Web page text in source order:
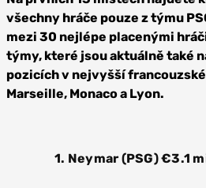
všechny hráče pouze z týmu
mezi 30 nejlépe placenými
týmy, které jsou aktuálně také
pozicích v nejvyšší francouzské
Marseille, Monaco a Lyon.
1. Neymar (PSG) €3.1